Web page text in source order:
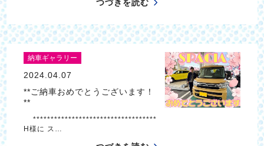
つづきを読む
納車ギャラリー
2024.04.07
**ご納車おめでとうございます！
**
***********************************
H様に ス…